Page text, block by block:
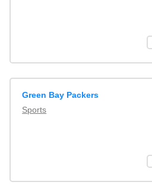
Green Bay Packers
Sports